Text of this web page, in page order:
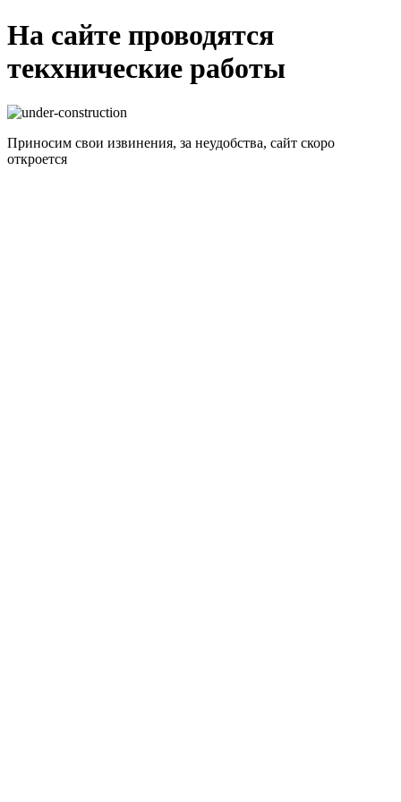
На сайте проводятся
текхнические работы
Приносим свои извинения, за неудобства, сайт скоро
откроется